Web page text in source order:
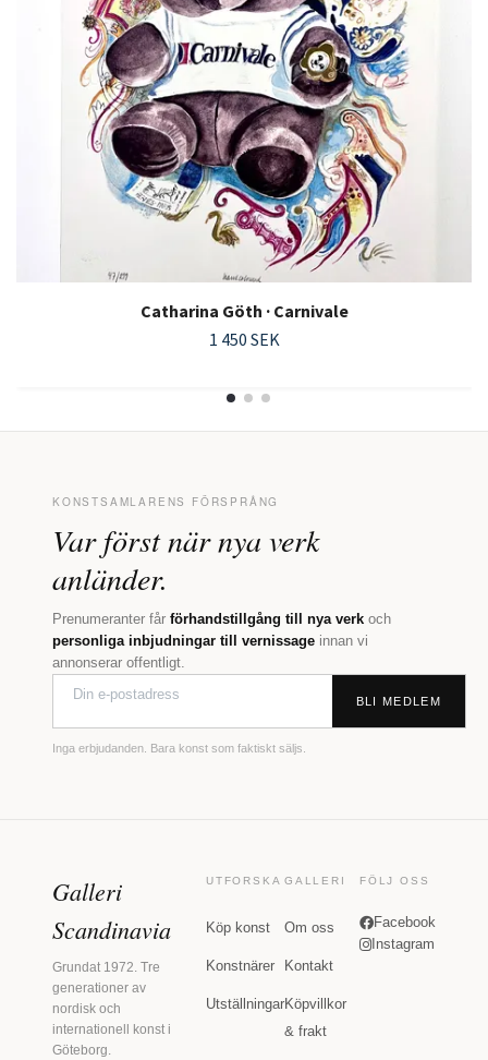
Catharina Göth · Carnivale
1 450 SEK
KONSTSAMLARENS FÖRSPRÅNG
Var först när nya verk
anländer.
Prenumeranter får förhandstillgång till nya verk och
personliga inbjudningar till vernissage innan vi
annonserar offentligt.
BLI MEDLEM
Inga erbjudanden. Bara konst som faktiskt säljs.
Galleri
Scandinavia
Grundat 1972. Tre
generationer av
nordisk och
internationell konst i
Göteborg.
UTFORSKA
Köp konst
Konstnärer
Utställningar
GALLERI
Om oss
Kontakt
Köpvillkor
& frakt
FÖLJ OSS
Facebook
Instagram